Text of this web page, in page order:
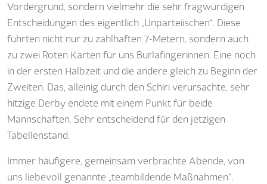
Vordergrund, sondern vielmehr die sehr fragwürdigen
Entscheidungen des eigentlich „Unparteiischen“. Diese
führten nicht nur zu zahlhaften 7-Metern, sondern auch
zu zwei Roten Karten für uns Burlafingerinnen. Eine noch
in der ersten Halbzeit und die andere gleich zu Beginn der
Zweiten. Das, alleinig durch den Schiri verursachte, sehr
hitzige Derby endete mit einem Punkt für beide
Mannschaften. Sehr entscheidend für den jetzigen
Tabellenstand.
Immer häufigere, gemeinsam verbrachte Abende, von
uns liebevoll genannte „teambildende Maßnahmen“,